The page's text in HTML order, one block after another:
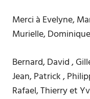
Merci à Evelyne,
Murielle,
Bernard, David ,
Jean, Patrick ,
Rafael, Thierry et